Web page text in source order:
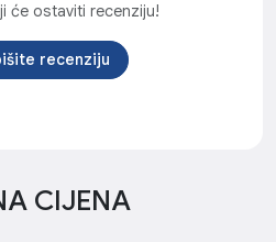
će ostaviti recenziju!
recenziju
CIJENA